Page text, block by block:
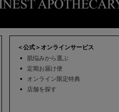
＜公式＞オンラインサービス
肌悩みから選ぶ
定期お届け便
オンライン限定特典
店舗を探す